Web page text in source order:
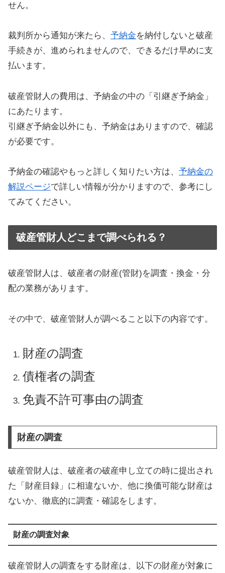
せん。
裁判所から通知が来たら、 予納金を納付しないと破産
手続きが、進められませんので、できるだけ早めに支
払います。
破産管財人の費用は、予納金の中の「引継ぎ予納金」
にあたります。
引継ぎ予納金以外にも、予納金はありますので、確認
が必要です。
予納金の確認やもっと詳しく知りたい方は、 予納金の
解説ページで詳しい情報が分かりますので、参考にし
てみてください。
破産管財人どこまで調べられる？
破産管財人は、破産者の財産(管財)を調査・換金・分
配の業務があります。
その中で、破産管財人が調べること以下の内容です。
財産の調査
債権者の調査
免責不許可事由の調査
財産の調査
破産管財人は、破産者の破産申し立ての時に提出され
た「財産目録」に相違ないか、他に換価可能な財産は
ないか、徹底的に調査・確認をします。
財産の調査対象
破産管財人の調査をする財産は、以下の財産が対象に